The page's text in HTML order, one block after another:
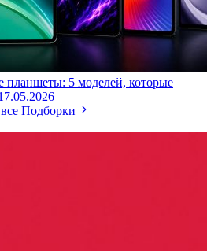
5 моделей, которые
Подборки